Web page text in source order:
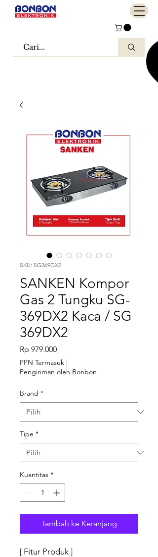
SKU: SG369DX2
SANKEN Kompor
Gas 2 Tungku SG-
369DX2 Kaca / SG
369DX2
Rp 979.000Harga
PPN Termasuk |
Pengiriman oleh Bonbon
Brand *
Tipe *
Kuantitas *
Tambah ke Keranjang
[ Fitur Produk ]